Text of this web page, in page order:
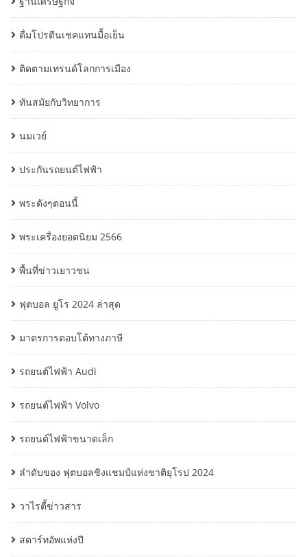
ดื่มโปรตีนเชคแทนมื้อเย็น
ติดตามเทรนด์โลกการเมือง
ทันสมัยกับวิทยาการ
นมเวย์
ประกันรถยนต์ไฟฟ้า
พระดังๆตอนนี้
พระเครื่องยอดนิยม 2566
พื้นที่ข่าวเยาวชน
ฟุตบอล ยูโร 2024 ล่าสุด
มาตรการตอบโต้ทางภาษี
รถยนต์ไฟฟ้า Audi
รถยนต์ไฟฟ้า Volvo
รถยนต์ไฟฟ้าขนาดเล็ก
ลำดับของ ฟุตบอลชิงแชมป์แห่งชาติยุโรป 2024
วาไรตี้ข่าวสาร
สตาร์ทอัพแห่งปี